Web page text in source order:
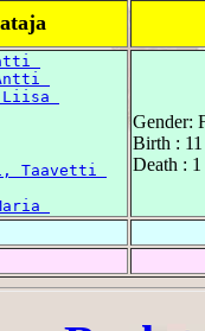
Liisa
Taavetti
Gender:
Birth :
Death :